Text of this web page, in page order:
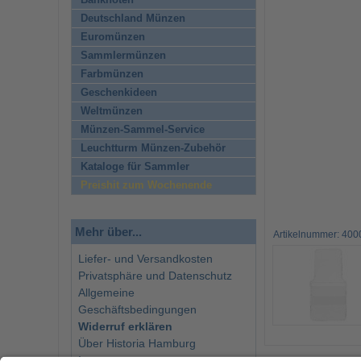
Artikelnummer:
Deutschland Münzen
Euromünzen
Sammlermünzen
Farbmünzen
Geschenkideen
Weltmünzen
Münzen-Sammel-Service
Leuchtturm Münzen-Zubehör
Kataloge für Sammler
Preishit zum Wochenende
Mehr über...
Liefer- und Versandkosten
Privatsphäre und Datenschutz
Allgemeine
Geschäftsbedingungen
Widerruf erklären
Über Historia Hamburg